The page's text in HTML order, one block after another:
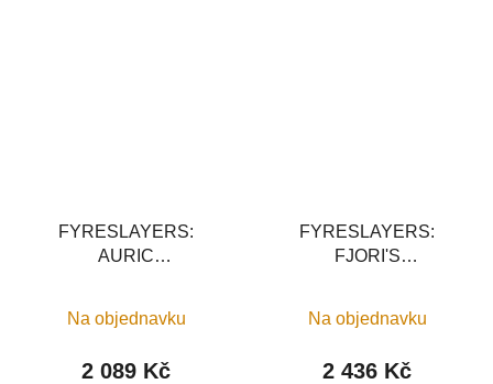
FYRESLAYERS:
AURIC
Na objednavku
2 089 Kč
FYRESLAYERS:
FJORI'S
Na objednavku
2 436 Kč